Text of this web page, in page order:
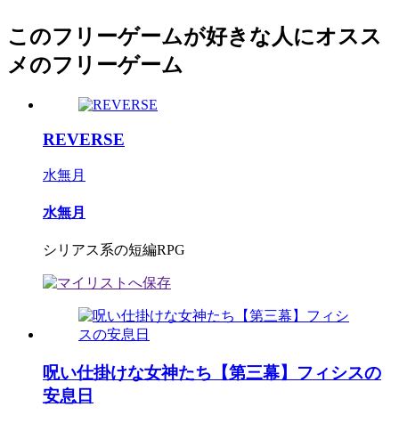
このフリーゲームが好きな人にオスス
メのフリーゲーム
REVERSE
水無月
水無月
シリアス系の短編RPG
呪い仕掛けな女神たち【第三幕】フィシスの
安息日